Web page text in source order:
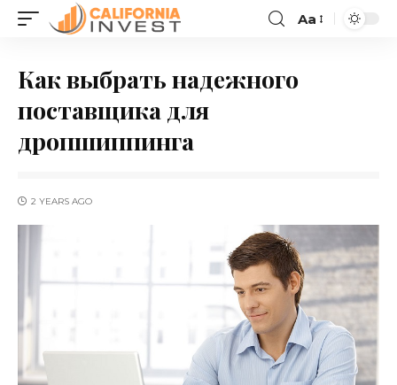
Aa
Как выбрать надежного
поставщика для
дропшиппинга
2 YEARS AGO